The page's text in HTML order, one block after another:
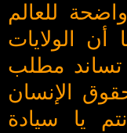
للعالم
أن الولايات
تساند مطلب
الإنسان
يا سيادة